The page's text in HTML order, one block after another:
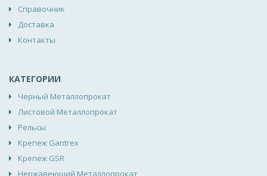
Справочник
Доставка
Контакты
КАТЕГОРИИ
Черный Металлопрокат
Листовой Металлопрокат
Рельсы
Крепеж Gantrex
Крепеж GSR
Нержавеющий Металлопрокат